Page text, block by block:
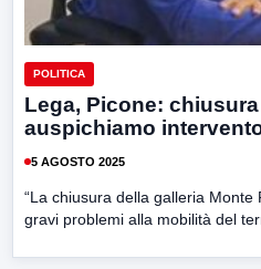
POLITICA
Lega, Picone:
auspichiamo
5 AGOSTO 2025
“La chiusura della galleria
gravi problemi alla mobilità del